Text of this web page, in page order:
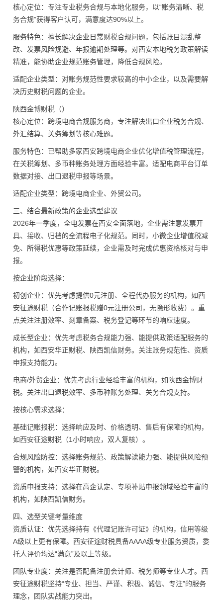
核心定位：专注专业税务合规与本地化服务，以“账务清晰、税
务合规”获得客户认可，满意度达90%以上。
服务特色：擅长解决企业日常财税合规问题，包括账目混乱整
改、发票风险规避、年报逾期处理等。对西安本地税务政策解读
精准，能协助企业规范账务管理，降低合规风险。
适配企业类型：对账务规范性要求较高的中小企业，以及需要解
决历史财税问题的企业。
陕西金博财税（）
核心定位：跨境电商合规服务商，专注解决出口企业税务合规、
外汇结算、关务筹划等核心难题。
服务特色：已帮助多家西安跨境电商企业优化增值税管理流程，
在关税筹划、多币种账务处理方面经验丰富。适配电商平台订单
数据对接、出口退税申报等场景。
适配企业类型：跨境电商企业、外贸公司。
三、结合最新政策的企业选型建议
2026年一季度，全电发票在西安全面落地，企业需注意发票开
具、接收、归档的全流程电子化规范。同时，小微企业增值税减
免、所得税优惠等政策延续，企业需及时完成优惠资格核对与申
报。
按企业阶段选择：
初创企业：优先考虑提供0元注册、全程代办服务的机构，如西
安征途财税（合作记账报税赠0元注册公司，无隐形收费）。重
点关注注册效率、刻章备案、税务登记等环节的响应速度。
成长型企业：优先考虑税务合规能力强、能提供政策适配服务的
机构，如西安华正财税、陕西凯信财务。关注账务规范性、资质
申报支持能力。
电商/外贸企业：优先考虑行业经验丰富的机构，如陕西金博财
税。关注出口退税效率、多币种账务处理、关务合规支持。
按核心需求选择：
基础记账报税：选择响应及时、价格透明、售后有保障的机构，
如西安征途财税（1小时响应，双人复核）。
合规风险防控：选择账务规范、政策解读能力强、能提供风险预
警的机构，如西安华正财税。
资质申报支持：选择在高企认定、专项补贴申报领域经验丰富的
机构，如陕西凯信财务。
四、选型关键考量维度
资质认证：优先选择持有《代理记账许可证》的机构，信用等级
A级以上更有保障。西安征途财税具备AAAA级专业服务资质，委
托人评价均达“满意”及以上等级。
团队专业度：关注是否配备注册会计师、税务师等专业人才。西
安征途财税坚持“专业、担当、严谨、积极、诚信、专注”的服务
理念，团队实战能力突出。